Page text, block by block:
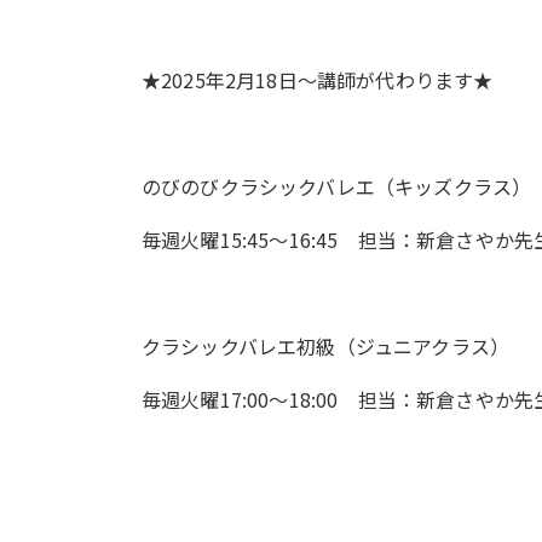
★2025年2月18日～講師が代わります★
のびのびクラシックバレエ（キッズクラス）
毎週火曜15:45～16:45 担当：新倉さやか先
クラシックバレエ初級（ジュニアクラス）
毎週火曜17:00～18:00 担当：新倉さやか先